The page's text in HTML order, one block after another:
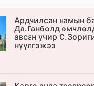
Ардчилсан намын
Да.Ганболд
авсан учир
нүүлгэжээ